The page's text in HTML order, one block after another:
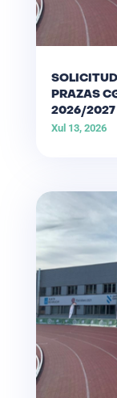
PRAZAS
2026/2027
Xul 13, 2026